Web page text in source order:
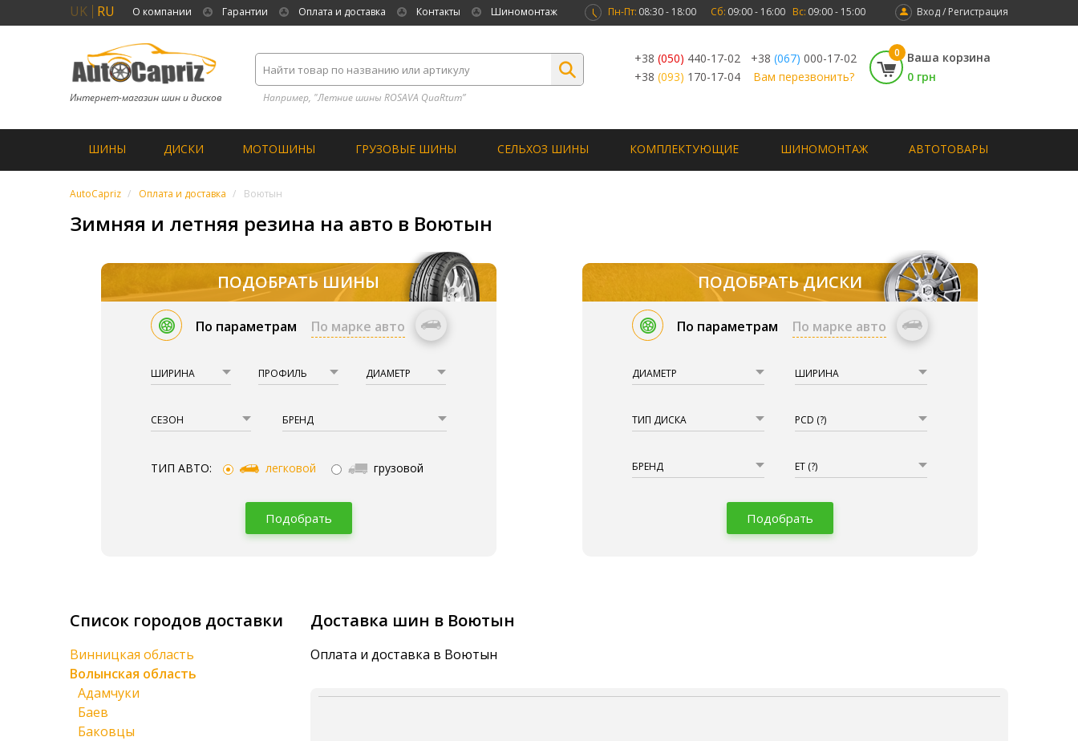
UK RU О компании Гарантии Оплата и доставка Контакты Шиномонтаж Вход / Регистрация
Пн-Пт: 08:30 - 18:00 Сб: 09:00 - 16:00 Вс: 09:00 - 15:00
Интернет-магазин шин и дисков Например, "Летние шины ROSAVA QuaRtum”
+38 (050) 440-17-02 +38 (067) 000-17-02
+38 (093) 170-17-04 Вам перезвонить?
0
Ваша корзина
0 грн
ШИНЫ ДИСКИ МОТОШИНЫ ГРУЗОВЫЕ ШИНЫ СЕЛЬХОЗ ШИНЫ КОМПЛЕКТУЮЩИЕ ШИНОМОНТАЖ АВТОТОВАРЫ
AutoCapriz Оплата и доставка Воютын
Зимняя и летняя резина на авто в Воютын
ПОДОБРАТЬ ШИНЫ
По параметрам По марке авто
ШИРИНА ПРОФИЛЬ ДИАМЕТР
СЕЗОН БРЕНД
ТИП АВТО: легковой грузовой
Подобрать
ПОДОБРАТЬ ДИСКИ
По параметрам По марке авто
ДИАМЕТР ШИРИНА
ТИП ДИСКА PCD (?)
БРЕНД ET (?)
Подобрать
Доставка шин в Воютын
Оплата и доставка в Воютын
Список городов доставки
Винницкая область
Волынская область
Адамчуки
Баев
Баковцы